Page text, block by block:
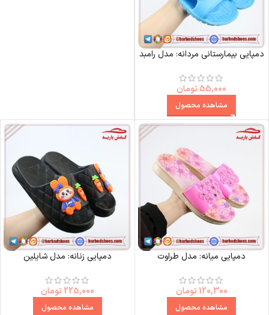
دمپایی بیمارستانی مردانه: مدل رامبد
55,000 تومان
مشاهده محصول
دمپایی میانه: مدل طراوت
120,300 تومان
مشاهده محصول
دمپایی زنانه: مدل شایلین
225,000 تومان
مشاهده محصول